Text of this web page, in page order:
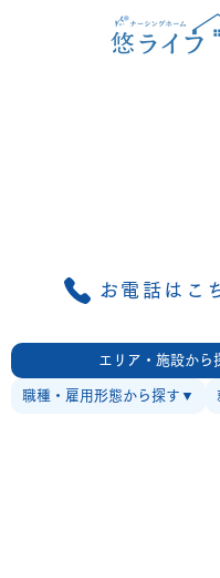
お電話はこ
エリア・施設から
職種・雇用形態から探す▼